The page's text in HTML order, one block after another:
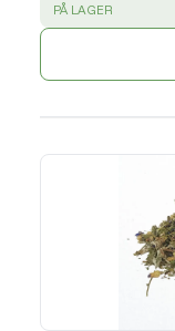
SUCCESS
PÅ LAGER